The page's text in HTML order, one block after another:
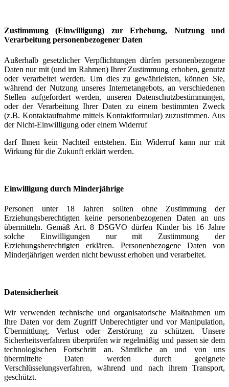
Zustimmung (Einwilligung) zur Erhebung, Nutzung und
Verarbeitung personenbezogener Daten
Außerhalb gesetzlicher Verpflichtungen dürfen personenbezogene
Daten nur mit (und im Rahmen) Ihrer Zustimmung erhoben, genutzt
oder verarbeitet werden. Um dies zu gewährleisten, können Sie,
während der Nutzung unseres Internetangebots, an verschiedenen
Stellen aufgefordert werden, unseren Datenschutzbestimmungen,
oder der Verarbeitung Ihrer Daten zu einem bestimmten Zweck
(z.B. Kontaktaufnahme mittels Kontaktformular) zuzustimmen. Aus
der Nicht-Einwilligung oder einem Widerruf
darf Ihnen kein Nachteil entstehen. Ein Widerruf kann nur mit
Wirkung für die Zukunft erklärt werden.
Einwilligung durch Minderjährige
Personen unter 18 Jahren sollten ohne Zustimmung der
Erziehungsberechtigten keine personenbezogenen Daten an uns
übermitteln. Gemäß Art. 8 DSGVO dürfen Kinder bis 16 Jahre
solche Einwilligungen nur mit Zustimmung der
Erziehungsberechtigten erklären. Personenbezogene Daten von
Minderjährigen werden nicht bewusst erhoben und verarbeitet.
Datensicherheit
Wir verwenden technische und organisatorische Maßnahmen um
Ihre Daten vor dem Zugriff Unberechtigter und vor Manipulation,
Übermittlung, Verlust oder Zerstörung zu schützen. Unsere
Sicherheitsverfahren überprüfen wir regelmäßig und passen sie dem
technologischen Fortschritt an. Sämtliche an und von uns
übermittelte Daten werden durch geeignete
Verschlüsselungsverfahren, während und nach ihrem Transport,
geschützt.